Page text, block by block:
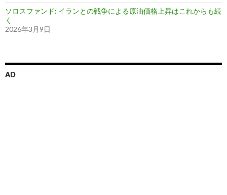
ソロスファンド: イランとの戦争による原油価格上昇はこれからも続
く
2026年3月9日
AD